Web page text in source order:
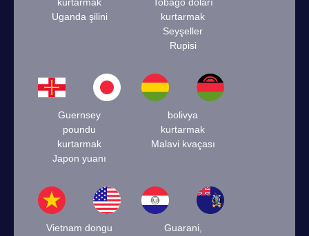
Uganda şilini
kurtarmak
Seyşeller
Rupisi
Guernsey
poundu
kurtarmak
Japon yuanı
bolivya
kurtarmak
Malavi kvaçası
Vietnam dongu
Guarani,